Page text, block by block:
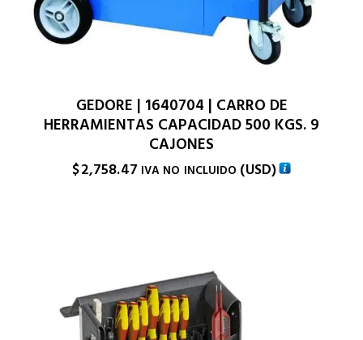
GEDORE | 1640704 | CARRO DE
HERRAMIENTAS CAPACIDAD 500 KGS. 9
CAJONES
$2,758.47 IVA NO INCLUIDO (USD)